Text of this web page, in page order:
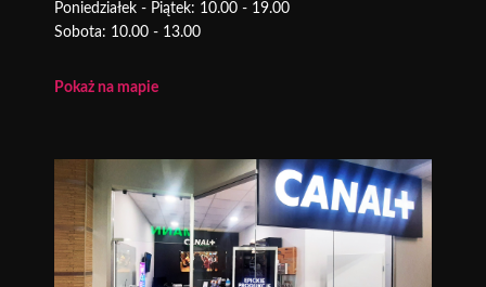
Poniedziałek - Piątek: 10.00 - 19.00
Sobota: 10.00 - 13.00
Pokaż na mapie